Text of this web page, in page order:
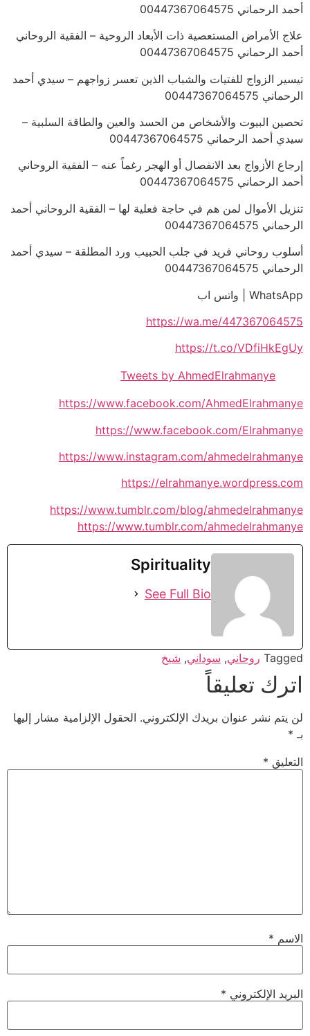
أحمد الرحماني 00447367064575
علاج الأمراض المستعصية ذات الأبعاد الروحية – الفقية الروحاني
أحمد الرحماني 00447367064575
تيسير الزواج للفتيات والشباب الذين تعسر زواجهم – سيدي أحمد
الرحماني 00447367064575
تحصين البيوت والأشخاص من الحسد والعين والطاقة السلبية –
سيدي أحمد الرحماني 00447367064575
إرجاع الأزواج بعد الانفصال أو الهجر رغماً عنه – الفقية الروحاني
أحمد الرحماني 00447367064575
تنزيل الأموال لمن هم في حاجة فعلية لها – الفقية الروحاني أحمد
الرحماني 00447367064575
أسلوب روحاني فريد في جلب الحبيب ورد المطلقة – سيدي أحمد
الرحماني 00447367064575
WhatsApp | واتس اب
https://wa.me/447367064575
https://t.co/VDfiHkEgUy
Tweets by AhmedElrahmanye
https://www.facebook.com/AhmedElrahmanye
https://www.facebook.com/Elrahmanye
https://www.instagram.com/ahmedelrahmanye
https://elrahmanye.wordpress.com
https://www.tumblr.com/blog/ahmedelrahmanye
https://www.tumblr.com/ahmedelrahmanye
Spirituality
See Full Bio
Tagged روحاني, سوداني, شيخ
اترك تعليقاً
لن يتم نشر عنوان بريدك الإلكتروني. الحقول الإلزامية مشار إليها
بـ *
التعليق *
الاسم *
البريد الإلكتروني *